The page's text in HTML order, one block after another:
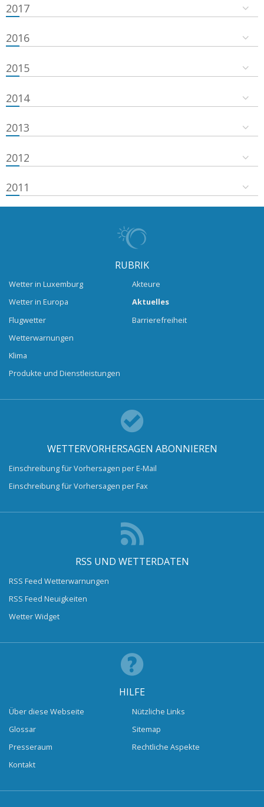
2017
2016
2015
2014
2013
2012
2011
RUBRIK
Wetter in Luxemburg
Wetter in Europa
Flugwetter
Wetterwarnungen
Klima
Produkte und Dienstleistungen
Akteure
Aktuelles
Barrierefreiheit
WETTERVORHERSAGEN ABONNIEREN
Einschreibung für Vorhersagen per E-Mail
Einschreibung für Vorhersagen per Fax
RSS UND WETTERDATEN
RSS Feed Wetterwarnungen
RSS Feed Neuigkeiten
Wetter Widget
HILFE
Über diese Webseite
Glossar
Presseraum
Kontakt
Nützliche Links
Sitemap
Rechtliche Aspekte